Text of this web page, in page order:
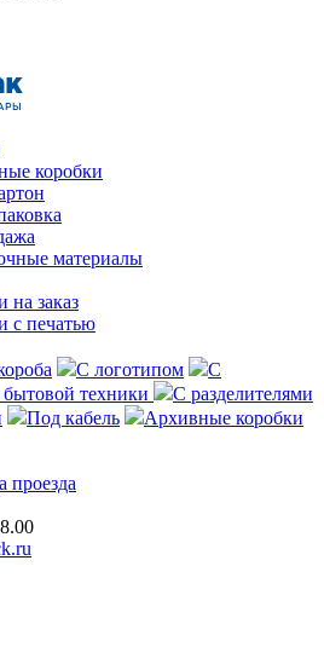
коробки
материалы
на заказ
с печатью
С логотипом
С
техники
С разделителями
Под кабель
Архивные коробки
проезда